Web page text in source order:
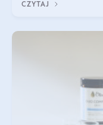
bydlęcy.
CZYTAJ